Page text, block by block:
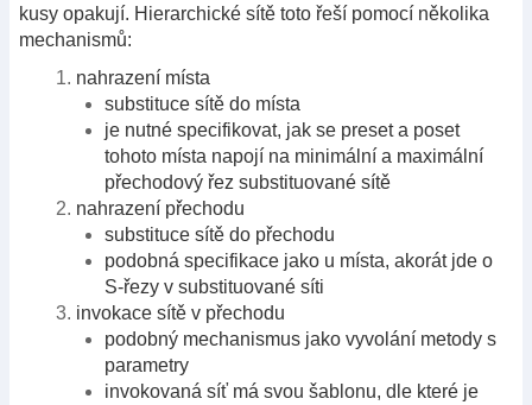
kusy opakují. Hierarchické sítě toto řeší pomocí několika
mechanismů:
nahrazení místa
substituce sítě do místa
je nutné specifikovat, jak se preset a poset
tohoto místa napojí na minimální a maximální
přechodový řez substituované sítě
nahrazení přechodu
substituce sítě do přechodu
podobná specifikace jako u místa, akorát jde o
S-řezy v substituované síti
invokace sítě v přechodu
podobný mechanismus jako vyvolání metody s
parametry
invokovaná síť má svou šablonu, dle které je